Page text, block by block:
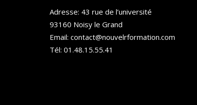
Adresse: 43 rue de l’université
93160 Noisy le Grand
Email: contact@nouvelrformation.com
Tél: 01.48.15.55.41